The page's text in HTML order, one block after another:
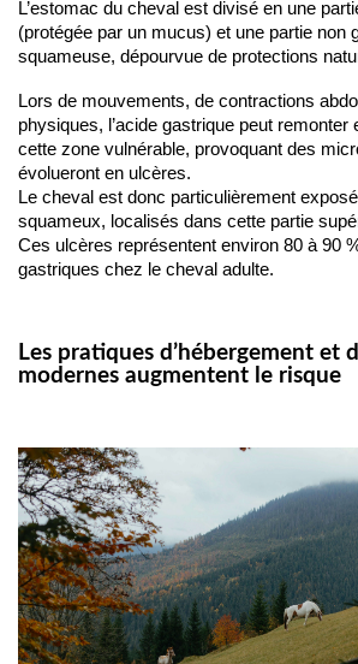
L’estomac du cheval est divisé en une
(protégée par un mucus) et une partie non
squameuse, dépourvue de protections
Lors de mouvements, de contractions
physiques, l’acide gastrique peut
cette zone vulnérable, provoquant des
évolueront en ulcères.
Le cheval est donc particulièrement
squameux, localisés dans cette partie
Ces ulcères représentent environ 80 à 90
gastriques chez le cheval adulte.
Les pratiques d’hébergement et
modernes augmentent le risque